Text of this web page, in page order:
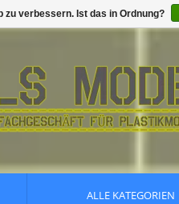
ALLE KATEGORIEN
zu verbessern. Ist das in Ordnung?